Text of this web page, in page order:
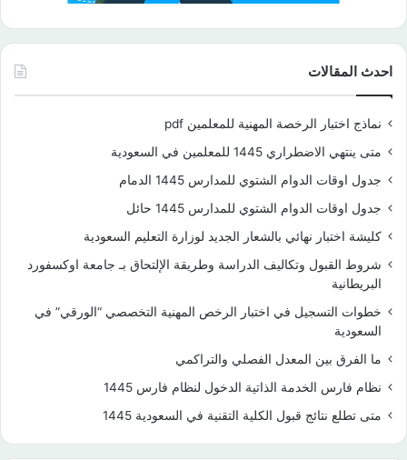
احدث المقالات
نماذج اختبار الرخصة المهنية للمعلمين pdf
متى ينتهي الاضطراري 1445 للمعلمين في السعودية
جدول اوقات الدوام الشتوي للمدارس 1445 الدمام
جدول اوقات الدوام الشتوي للمدارس 1445 حائل
كليشة اختبار نهائي بالشعار الجديد لوزارة التعليم السعودية
شروط القبول وتكاليف الدراسة وطريقة الإلتحاق بـ جامعة اوكسفورد
البريطانية
خطوات التسجيل في اختبار الرخص المهنية التخصصي “الورقي” في
السعودية
ما الفرق بين المعدل الفصلي والتراكمي
نظام فارس الخدمة الذاتية الدخول لنظام فارس 1445
متى تطلع نتائج قبول الكلية التقنية في السعودية 1445